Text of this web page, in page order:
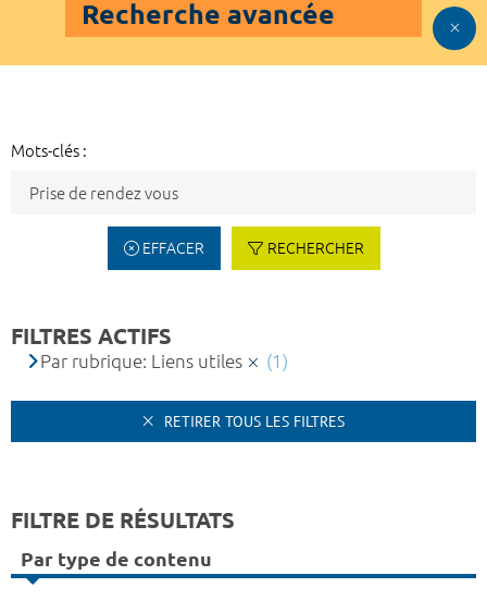
Recherche avancée
Mots-clés :
EFFACER RECHERCHER
FILTRES ACTIFS
Par rubrique: Liens utiles (1)
RETIRER TOUS LES FILTRES
FILTRE DE RÉSULTATS
Par type de contenu